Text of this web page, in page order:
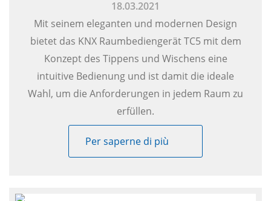
18.03.2021
Mit seinem eleganten und modernen Design
bietet das KNX Raumbediengerät TC5 mit dem
Konzept des Tippens und Wischens eine
intuitive Bedienung und ist damit die ideale
Wahl, um die Anforderungen in jedem Raum zu
erfüllen.
Per saperne di più